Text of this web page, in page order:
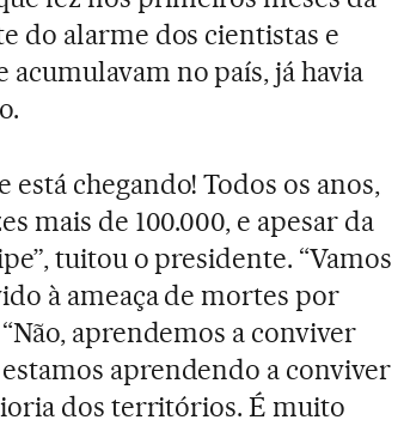
do alarme dos cientistas e
acumulavam no país, já havia
chegando! Todos os anos,
mais de 100.000, e apesar da
tuitou o presidente. “Vamos
à ameaça de mortes por
aprendemos a conviver
aprendendo a conviver
dos territórios. É muito